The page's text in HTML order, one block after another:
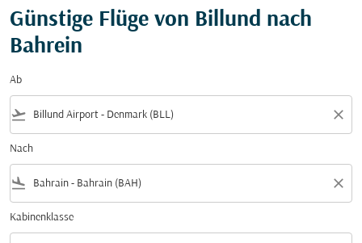
Günstige Flüge von Billund nach
Bahrein
Ab
flight_takeoff close
Nach
flight_land close
Kabinenklasse